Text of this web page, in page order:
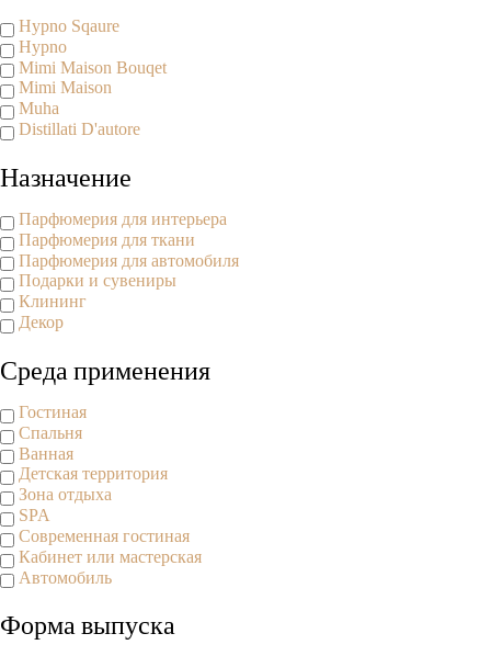
Hypno Sqaure
Hypno
Mimi Maison Bouqet
Mimi Maison
Muha
Distillati D'autore
Назначение
Парфюмерия для интерьера
Парфюмерия для ткани
Парфюмерия для автомобиля
Подарки и сувениры
Клининг
Декор
Среда применения
Гостиная
Спальня
Ванная
Детская территория
Зона отдыха
SPA
Современная гостиная
Кабинет или мастерская
Автомобиль
Форма выпуска